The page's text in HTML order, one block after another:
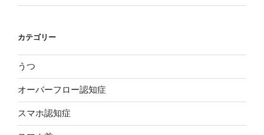
カテゴリー
うつ
オーバーフロー認知症
スマホ認知症